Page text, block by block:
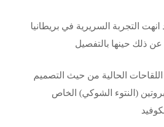
التجربة السريرية في بريطانيا
ذلك حينها بالتفصيل
الحالية من حيث التصميم
(النتوء الشوكي) الخاص